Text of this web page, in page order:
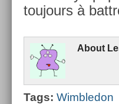
toujours à
About
Tags: Wimbledon